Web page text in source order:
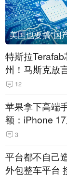
特斯拉
州！马斯克放
回美国
12
苹果拿下高端
额：iPhone
3
平台都不自己
外包整车平台